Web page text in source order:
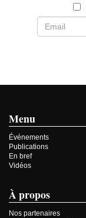
Menu
Événements
Publications
En bref
Vidéos
À propos
Nos partenaires